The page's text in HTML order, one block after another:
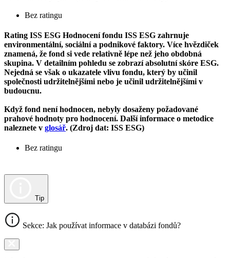
Bez ratingu
Rating ISS ESG Hodnocení fondu ISS ESG zahrnuje
environmentální, sociální a podnikové faktory. Více hvězdiček
znamená, že fond si vede relativně lépe než jeho obdobná
skupina. V detailním pohledu se zobrazí absolutní skóre ESG.
Nejedná se však o ukazatele vlivu fondu, který by učinil
společnosti udržitelnějšími nebo je učinil udržitelnějšími v
budoucnu.
Když fond není hodnocen, nebyly dosaženy požadované
prahové hodnoty pro hodnocení. Další informace o metodice
naleznete v glosář. (Zdroj dat: ISS ESG)
Bez ratingu
Tip
Sekce: Jak používat informace v databázi fondů?